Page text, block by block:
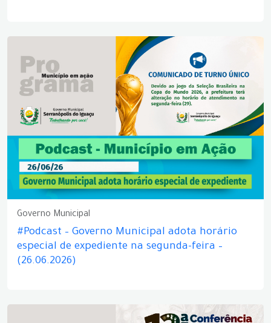
Governo Municipal
#Podcast – Governo Municipal adota horário
especial de expediente na segunda-feira –
(26.06.2026)